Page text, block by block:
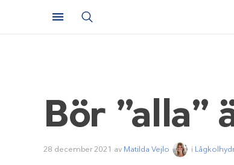
Bör ”alla”
28 december 2021 av Matilda Vejlo i